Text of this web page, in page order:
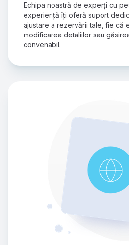
Echipa noastră de experți cu
experiență îți oferă suport
ajustare a rezervării tale, fie că
modificarea detaliilor sau
convenabil.